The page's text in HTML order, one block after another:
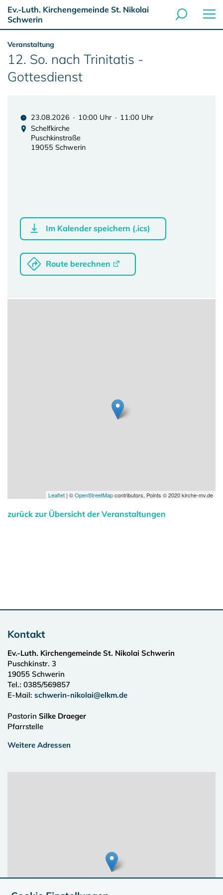
Ev.-Luth. Kirchengemeinde St. Nikolai
Schwerin
Veranstaltung
12. So. nach Trinitatis -
Gottesdienst
23.08.2026 · 10:00 Uhr · 11:00 Uhr
Schelfkirche
Puschkinstraße
19055 Schwerin
Im Kalender speichern (.ics)
Route berechnen
Leaflet | ©OpenStreetMapcontributors, Points © 2020 kirche-mv.de
zurück zur Übersicht der Veranstaltungen
Kontakt
Ev.-Luth. Kirchengemeinde St. Nikolai Schwerin
Puschkinstr. 3
19055 Schwerin
Tel.: 0385/569857
E-Mail: schwerin-nikolai@elkm.de
Pastorin Silke Draeger
Pfarrstelle
Weitere Adressen